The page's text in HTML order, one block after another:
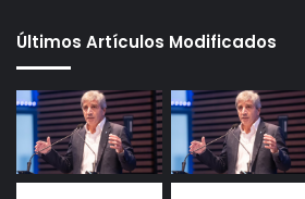
Últimos Artículos Modificados